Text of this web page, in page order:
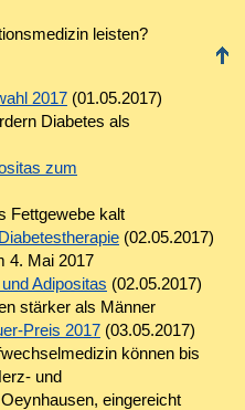
leisten?
2017(01.05.2017)
Diabetes als
zum
Fettgewebe kalt
(02.05.2017)
4. Mai 2017
Adipositas (02.05.2017)
stärker als Männer
Preis 2017(03.05.2017)
können bis
und
eingereicht